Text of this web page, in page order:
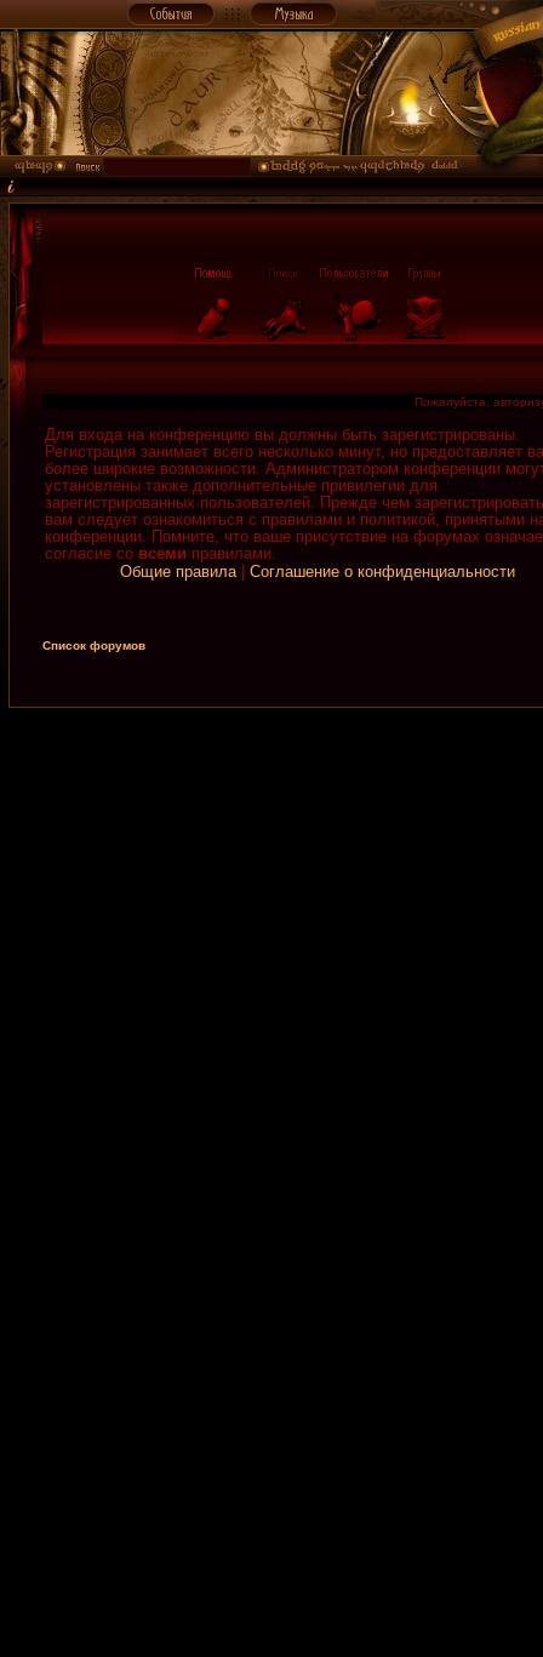
Пожалуйста,
Для входа на конференцию вы должны быть зарегистрированы.
Регистрация занимает всего несколько минут, но предоставляет
более широкие возможности. Администратором конференции
установлены также дополнительные привилегии для
зарегистрированных пользователей. Прежде чем
вам следует ознакомиться с правилами и политикой, принятыми
конференции. Помните, что ваше присутствие на форумах
согласие со всеми правилами.
Общие правила| Соглашение о конфиденциальности
Список форумов